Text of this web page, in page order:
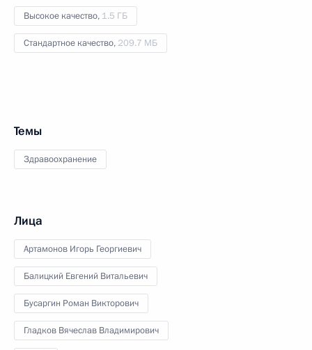
Высокое качество, 1.5 ГБ
Стандартное качество, 209.7 МБ
Темы
Здравоохранение
Лица
Артамонов Игорь Георгиевич
Балицкий Евгений Витальевич
Бусаргин Роман Викторович
Гладков Вячеслав Владимирович